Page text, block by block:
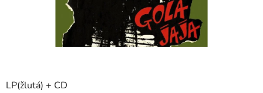
LP(žlutá) + CD